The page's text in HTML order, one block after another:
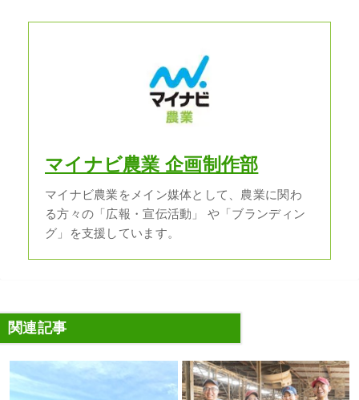
マイナビ農業 企画制作部
マイナビ農業をメイン媒体として、農業に関わ
る方々の「広報・宣伝活動」 や「ブランディン
グ」を支援しています。
関連記事